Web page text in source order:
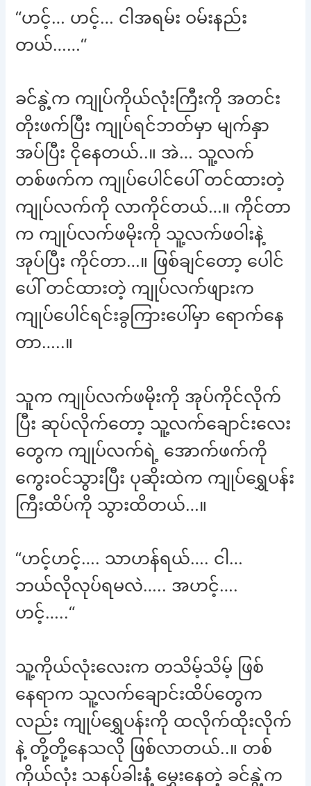
“ဟင့်… ဟင့်… ငါအရမ်း ဝမ်းနည်း
တယ်……“
ခင်နွဲ့က ကျုပ်ကိုယ်လုံးကြီးကို အတင်း
တိုးဖက်ပြီး ကျုပ်ရင်ဘတ်မှာ မျက်နှာ
အပ်ပြီး ငိုနေတယ်..။ အဲ… သူ့လက်
တစ်ဖက်က ကျုပ်ပေါင်ပေါ် တင်ထားတဲ့
ကျုပ်လက်ကို လာကိုင်တယ်…။ ကိုင်တာ
က ကျုပ်လက်ဖမိုးကို သူ့လက်ဖဝါးနဲ့
အုပ်ပြီး ကိုင်တာ…။ ဖြစ်ချင်တော့ ပေါင်
ပေါ် တင်ထားတဲ့ ကျုပ်လက်ဖျားက
ကျုပ်ပေါင်ရင်းခွကြားပေါ်မှာ ရောက်နေ
တာ…..။
သူက ကျုပ်လက်ဖမိုးကို အုပ်ကိုင်လိုက်
ပြီး ဆုပ်လိုက်တော့ သူ့လက်ချောင်းလေး
တွေက ကျုပ်လက်ရဲ့ အောက်ဖက်ကို
ကွေးဝင်သွားပြီး ပုဆိုးထဲက ကျုပ်ရွှေပန်း
ကြီးထိပ်ကို သွားထိတယ်…။
“ဟင့်ဟင့်…. သာဟန်ရယ်…. ငါ…
ဘယ်လိုလုပ်ရမလဲ….. အဟင့်….
ဟင့်…..“
သူ့ကိုယ်လုံးလေးက တသိမ့်သိမ့် ဖြစ်
နေရာက သူ့လက်ချောင်းထိပ်တွေက
လည်း ကျုပ်ရွှေပန်းကို ထလိုက်ထိုးလိုက်
နဲ့ တို့တို့နေသလို ဖြစ်လာတယ်..။ တစ်
ကိုယ်လုံး သနပ်ခါးနံ့ မွှေးနေတဲ့ ခင်နွဲ့က